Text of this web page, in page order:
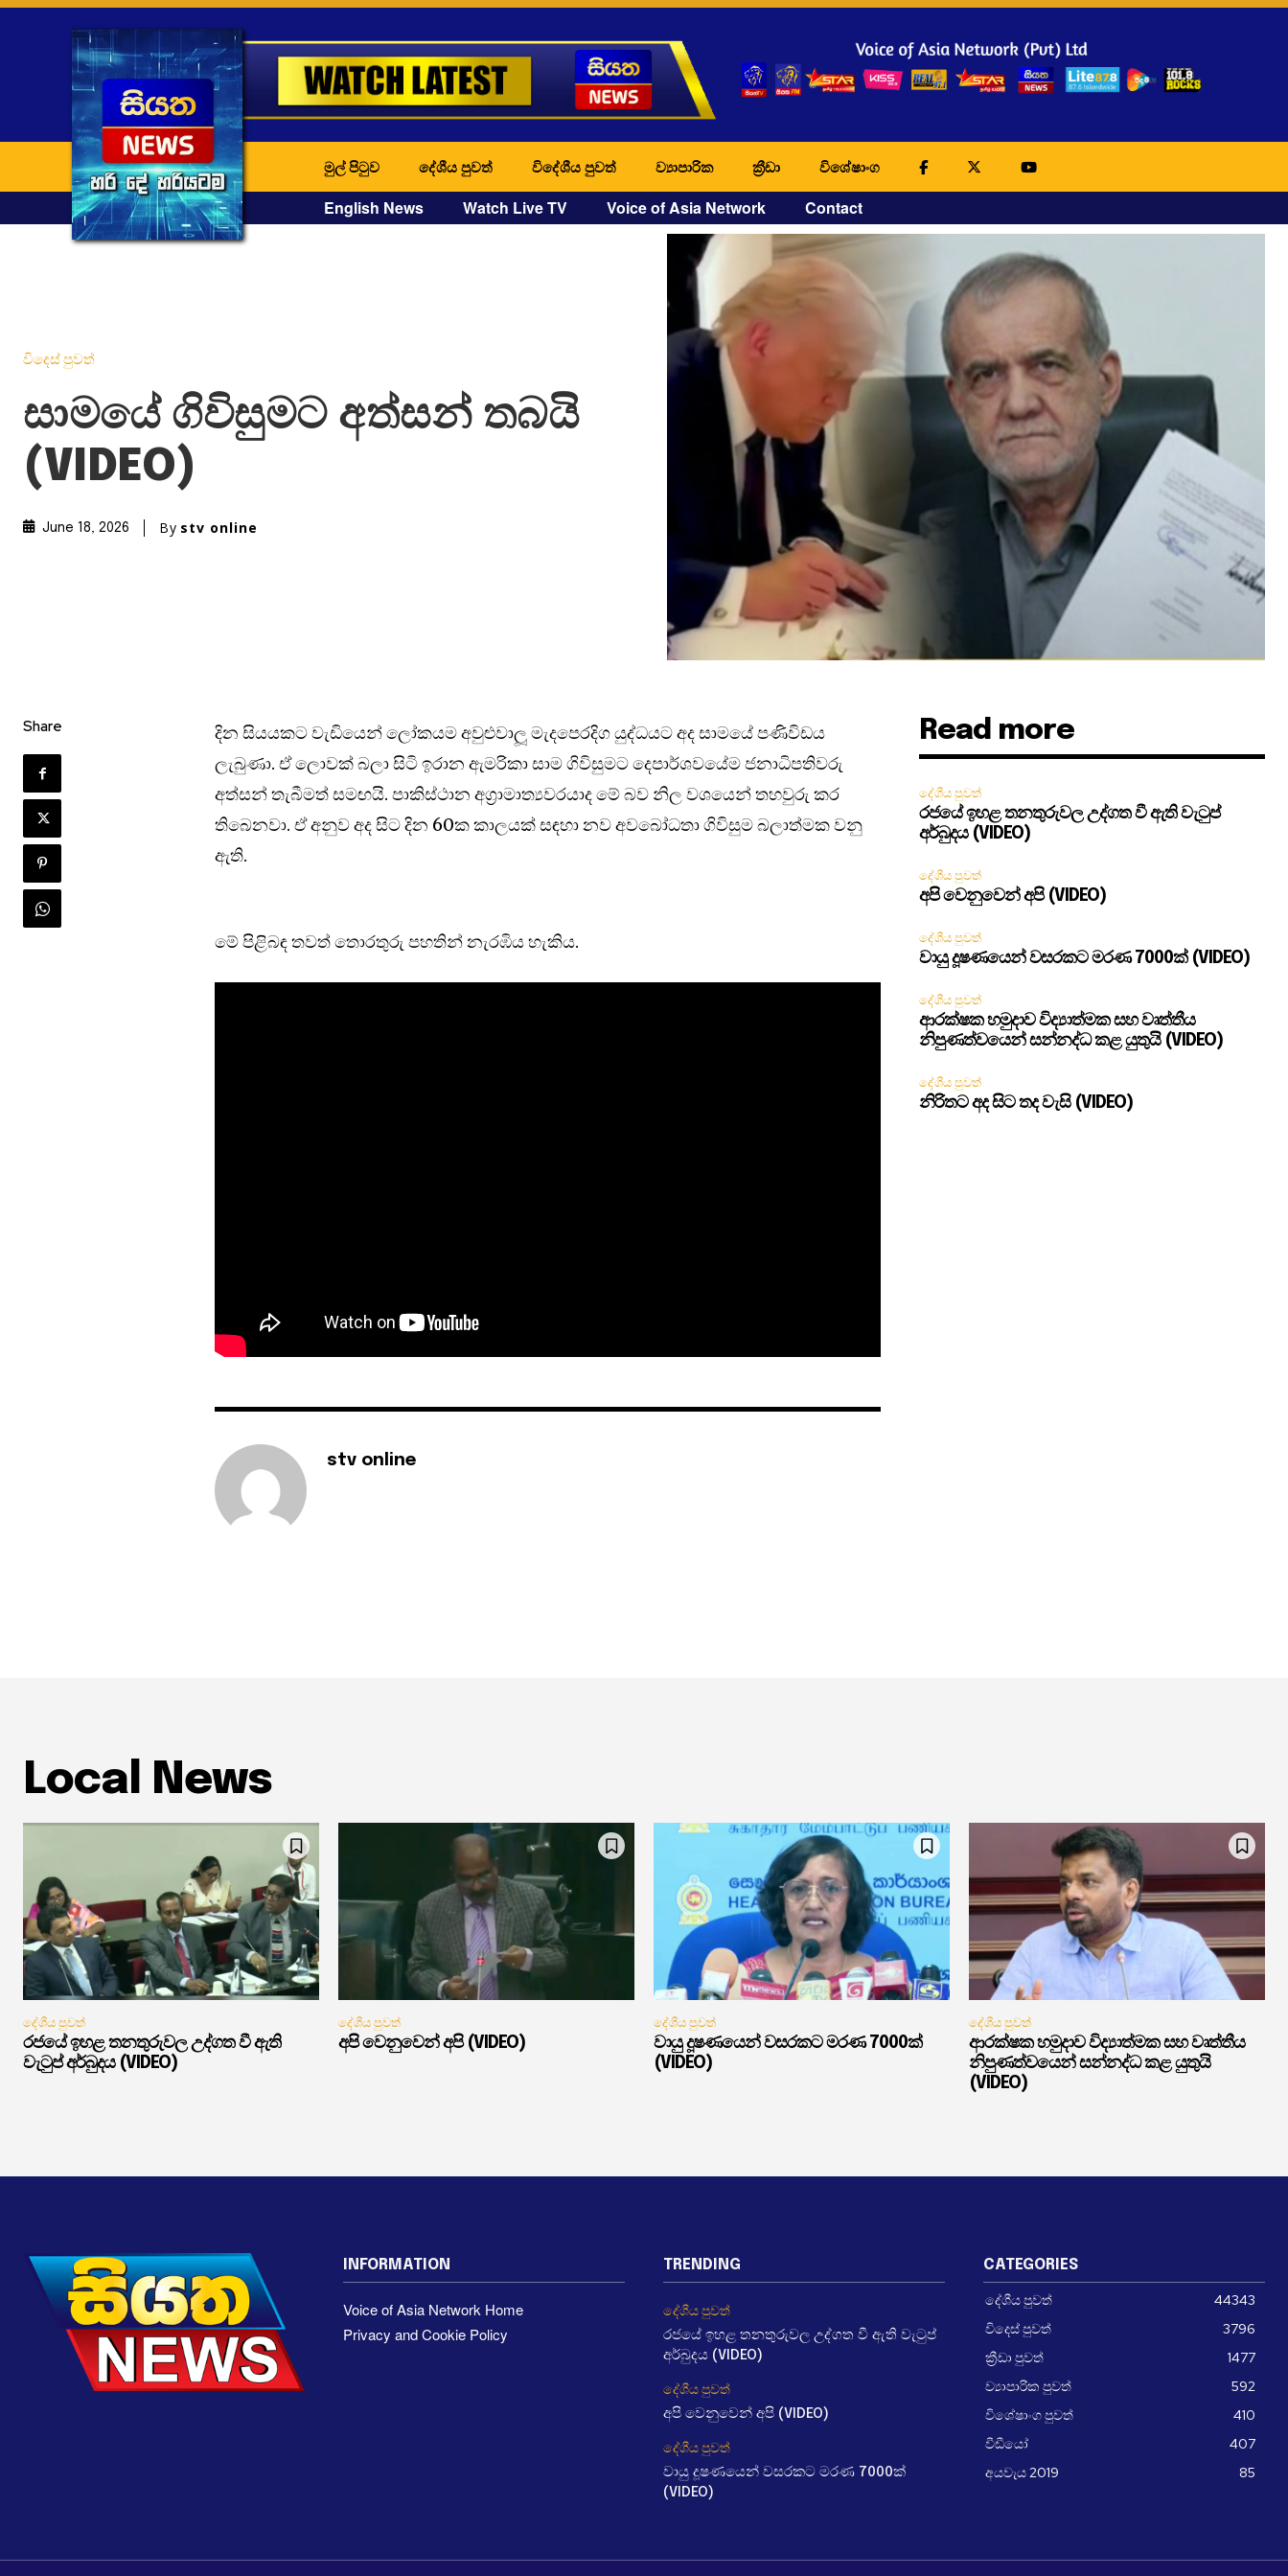
මුල් පිටුව දේශීය පුවත් විදේශීය පුවත් ව්‍යාපාරික ක්‍රීඩා විශේෂාංග
English News Watch Live TV Voice of Asia Network Contact
විදෙස් පුවත්
සාමයේ ගිවිසුමට අත්සන් තබයි
(VIDEO)
June 18, 2026 By stv online
Share
දින සියයකට වැඩියෙන් ලෝකයම අවුළුවාලූ මැදපෙරදිග යුද්ධයට අද සාමයේ පණිවිඩය
ලැබුණා. ඒ ලොවක් බලා සිටි ඉරාන ඇමරිකා සාම ගිවිසුමට දෙපාර්ශවයේම ජනාධිපතිවරු
අත්සන් තැබීමත් සමඟයි. පාකිස්ථාන අග්‍රාමාත්‍යවරයාද මේ බව නිල වශයෙන් තහවුරු කර
තිබෙනවා. ඒ අනුව අද සිට දින 60ක කාලයක් සඳහා නව අවබෝධතා ගිවිසුම බලාත්මක වනු
ඇති.
මේ පිළිබඳ තවත් තොරතුරු පහතින් නැරඹි‍ය හැකිය.
stv online
Read more
දේශීය පුවත්
රජයේ ඉහළ තනතුරුවල උද්ගත වී ඇති වැටුප්
අර්බුදය (VIDEO)
දේශීය පුවත්
අපි වෙනුවෙන් අපි (VIDEO)
දේශීය පුවත්
වායු දූෂණයෙන් වසරකට මරණ 7000ක් (VIDEO)
දේශීය පුවත්
ආරක්ෂක හමුදාව විද්‍යාත්මක සහ වෘත්තීය
නිපුණත්වයෙන් සන්නද්ධ කළ යුතුයි (VIDEO)
දේශීය පුවත්
නිරිතට අද සිට තද වැසි (VIDEO)
Local News
දේශීය පුවත්
රජයේ ඉහළ තනතුරුවල උද්ගත වී ඇති
වැටුප් අර්බුදය (VIDEO)
දේශීය පුවත්
අපි වෙනුවෙන් අපි (VIDEO)
දේශීය පුවත්
වායු දූෂණයෙන් වසරකට මරණ 7000ක්
(VIDEO)
දේශීය පුවත්
ආරක්ෂක හමුදාව විද්‍යාත්මක සහ වෘත්තීය
නිපුණත්වයෙන් සන්නද්ධ කළ යුතුයි
(VIDEO)
INFORMATION
Voice of Asia Network Home
Privacy and Cookie Policy
TRENDING
දේශීය පුවත්
රජයේ ඉහළ තනතුරුවල උද්ගත වී ඇති වැටුප්
අර්බුදය (VIDEO)
දේශීය පුවත්
අපි වෙනුවෙන් අපි (VIDEO)
දේශීය පුවත්
වායු දූෂණයෙන් වසරකට මරණ 7000ක්
(VIDEO)
CATEGORIES
දේශීය පුවත්
44343
විදෙස් පුවත්
3796
ක්‍රීඩා පුවත්
1477
ව්‍යාපාරික පුවත්
592
විශේෂාංග පුවත්
410
වීඩීයෝ
407
අයවැය 2019
85